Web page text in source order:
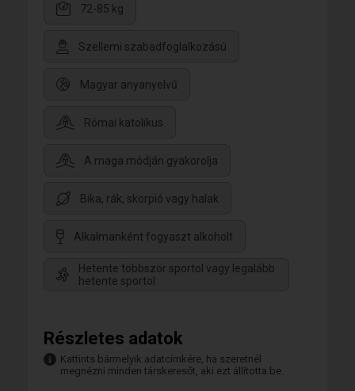
72-85 kg
Szellemi szabadfoglalkozású
Magyar anyanyelvű
Római katolikus
A maga módján gyakorolja
Bika, rák, skorpió vagy halak
Alkalmanként fogyaszt alkoholt
Hetente többször sportol vagy legalább
hetente sportol
Részletes adatok
Kattints bármelyik adatcímkére, ha szeretnél
megnézni minden társkeresőt, aki ezt állította be.